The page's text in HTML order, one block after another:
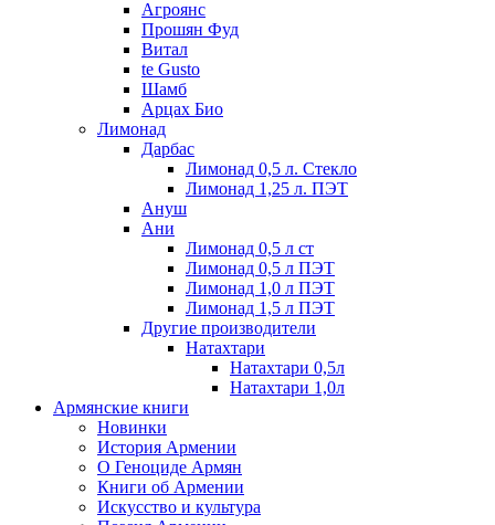
Агроянс
Прошян Фуд
Витал
te Gusto
Шамб
Арцах Био
Лимонад
Дарбас
Лимонад 0,5 л. Стекло
Лимонад 1,25 л. ПЭТ
Ануш
Ани
Лимонад 0,5 л ст
Лимонад 0,5 л ПЭТ
Лимонад 1,0 л ПЭТ
Лимонад 1,5 л ПЭТ
Другие производители
Натахтари
Натахтари 0,5л
Натахтари 1,0л
Армянские книги
Новинки
История Армении
О Геноциде Армян
Книги об Армении
Иcкусство и культура